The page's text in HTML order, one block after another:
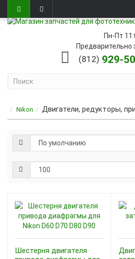
Пн-Пт
Предварительно
(812) 929-
Nikon Двигатели, редукторы,
Шестерня двигателя